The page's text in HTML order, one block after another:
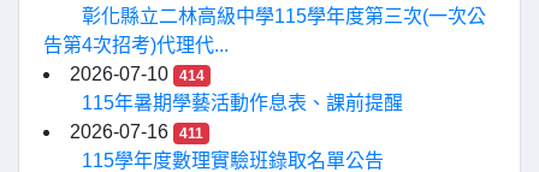
彰化縣立二林高級中學115學年度第三次(一次公
告第4次招考)代理代...
2026-07-10
414
115年暑期學藝活動作息表、課前提醒
2026-07-16
411
115學年度數理實驗班錄取名單公告